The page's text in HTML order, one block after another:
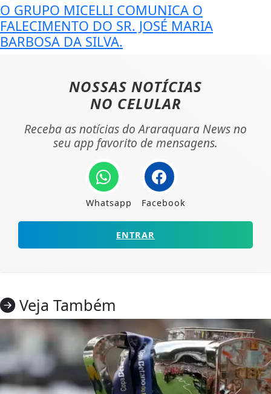
O GRUPO MICELLI COMUNICA O
FALECIMENTO DO SR. JOSÉ MARIA
BARBOSA DA SILVA.
NOSSAS NOTÍCIAS
NO CELULAR
Receba as notícias do Araraquara News no
seu app favorito de mensagens.
Whatsapp Facebook
ENTRAR
Veja Também